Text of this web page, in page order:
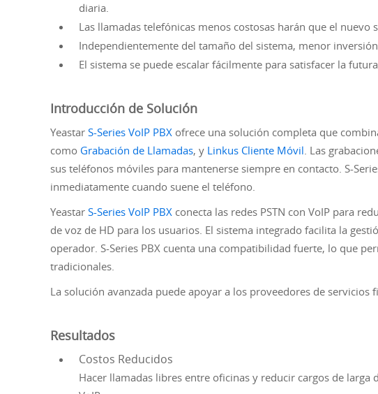
diaria.
Las llamadas telefónicas menos costosas harán que el
Independientemente del tamaño del sistema, menor
El sistema se puede escalar fácilmente para satisfacer la
Introducción de Solución
Yeastar S-Series VoIP PBX ofrece una solución completa que
como Grabación de Llamadas, y Linkus Cliente Móvil. Las
sus teléfonos móviles para mantenerse siempre en contacto. S-
inmediatamente cuando suene el teléfono.
Yeastar S-Series VoIP PBX conecta las redes PSTN con VoIP para
de voz de HD para los usuarios. El sistema integrado facilita la
operador. S-Series PBX cuenta una compatibilidad fuerte, lo que
tradicionales.
La solución avanzada puede apoyar a los proveedores de
Resultados
Costos Reducidos
Hacer llamadas libres entre oficinas y reducir cargos de larga